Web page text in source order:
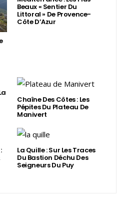
Beaux « Sentier Du
Littoral » De Provence-
Côte D’Azur
Chaîne Des Côtes : Les
Pépites Du Plateau De
Manivert
La Quille : Sur Les Traces
Du Bastion Déchu Des
Seigneurs Du Puy